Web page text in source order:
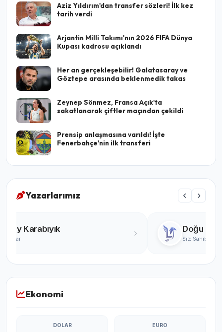
Aziz Yıldırım'dan transfer sözleri! İlk kez
tarih verdi
Arjantin Milli Takımı'nın 2026 FIFA Dünya
Kupası kadrosu açıklandı
Her an gerçekleşebilir! Galatasaray ve
Göztepe arasında beklenmedik takas
Zeynep Sönmez, Fransa Açık'ta
sakatlanarak çiftler maçından çekildi
Prensip anlaşmasına varıldı! İşte
Fenerbahçe'nin ilk transferi
Yazarlarımız
Turgay Karabıyık
Ekonomi
DOLAR EURO